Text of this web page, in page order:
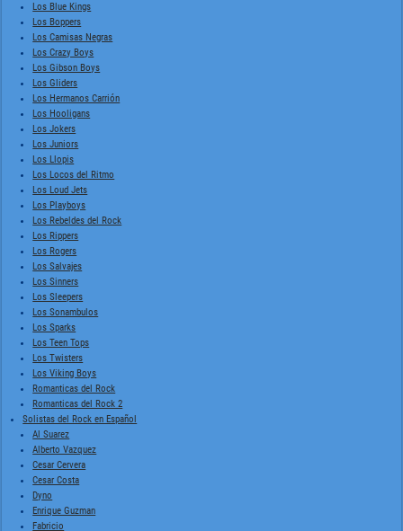
Los Blue Kings
Los Boppers
Los Camisas Negras
Los Crazy Boys
Los Gibson Boys
Los Gliders
Los Hermanos Carrión
Los Hooligans
Los Jokers
Los Juniors
Los Llopis
Los Locos del Ritmo
Los Loud Jets
Los Playboys
Los Rebeldes del Rock
Los Rippers
Los Rogers
Los Salvajes
Los Sinners
Los Sleepers
Los Sonambulos
Los Sparks
Los Teen Tops
Los Twisters
Los Viking Boys
Romanticas del Rock
Romanticas del Rock 2
Solistas del Rock en Español
Al Suarez
Alberto Vazquez
Cesar Cervera
Cesar Costa
Dyno
Enrique Guzman
Fabricio